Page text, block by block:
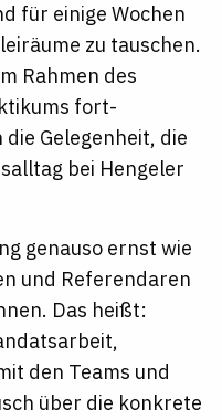
für einige Wochen
zu tauschen.
Rahmen des
fort­
Gelegenheit, die
bei Hengeler
genauso ernst wie
und Referendaren
Das heißt:
den Teams und
über die konkrete